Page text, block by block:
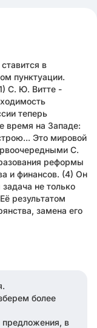
в
пунктуации.
С. Ю. Витте -
теперь
время на Западе:
Это мировой
С.
реформы
и финансов. (4) Он
не только
результатом
замена его
более
в